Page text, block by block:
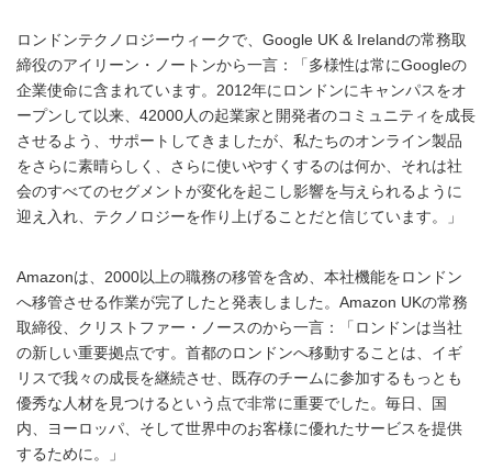
ロンドンテクノロジーウィークで、Google UK & Irelandの常務取
締役のアイリーン・ノートンから一言：「多様性は常にGoogleの
企業使命に含まれています。2012年にロンドンにキャンパスをオ
ープンして以来、42000人の起業家と開発者のコミュニティを成長
させるよう、サポートしてきましたが、私たちのオンライン製品
をさらに素晴らしく、さらに使いやすくするのは何か、それは社
会のすべてのセグメントが変化を起こし影響を与えられるように
迎え入れ、テクノロジーを作り上げることだと信じています。」
Amazonは、2000以上の職務の移管を含め、本社機能をロンドン
へ移管させる作業が完了したと発表しました。Amazon UKの常務
取締役、クリストファー・ノースのから一言：「ロンドンは当社
の新しい重要拠点です。首都のロンドンへ移動することは、イギ
リスで我々の成長を継続させ、既存のチームに参加するもっとも
優秀な人材を見つけるという点で非常に重要でした。毎日、国
内、ヨーロッパ、そして世界中のお客様に優れたサービスを提供
するために。」